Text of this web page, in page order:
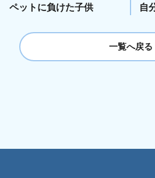
ペットに負けた子供 自
一覧へ戻る